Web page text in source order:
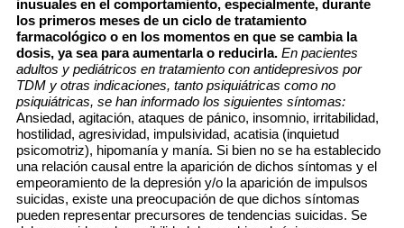
inusuales en el comportamiento, especialmente, durante
los primeros meses de un ciclo de tratamiento
farmacológico o en los momentos en que se cambia la
dosis, ya sea para aumentarla o reducirla. En pacientes
adultos y pediátricos en tratamiento con antidepresivos por
TDM y otras indicaciones, tanto psiquiátricas como no
psiquiátricas, se han informado los siguientes síntomas:
Ansiedad, agitación, ataques de pánico, insomnio, irritabilidad,
hostilidad, agresividad, impulsividad, acatisia (inquietud
psicomotriz), hipomanía y manía. Si bien no se ha establecido
una relación causal entre la aparición de dichos síntomas y el
empeoramiento de la depresión y/o la aparición de impulsos
suicidas, existe una preocupación de que dichos síntomas
pueden representar precursores de tendencias suicidas. Se